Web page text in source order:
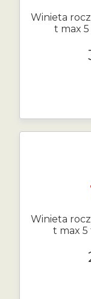
Winieta
t max
Winieta
t max 5